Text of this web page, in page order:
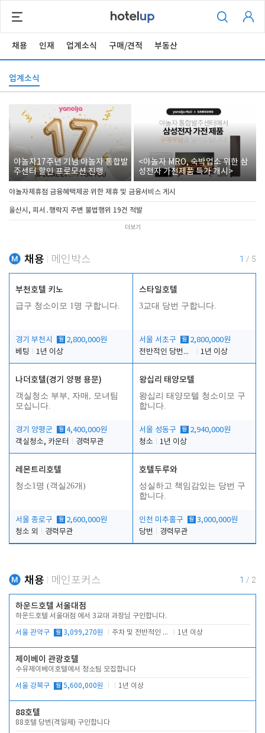
채용 인재 업계소식 구매/견적 부동산
업계소식
야놀자17주년 기념 야놀자 통합발
주센터 할인 프로모션 진행
<야놀자 MRO, 숙박업소 위한 삼
성전자 가전제품 특가 개시>
야놀자제휴점 금융혜택제공 위한 제휴 및 금융서비스 게시
울산시, 피서․행락지 주변 불법행위 19건 적발
더보기
채용 메인박스 1 / 5
부천호텔 키노
급구 청소이모 1명 구합니다.
경기 부천시 월 2,800,000원
베팅
1년 이상
스타일호텔
3교대 당번 구합니다.
서울 서초구 월 2,800,000원
전반적인 당번업무
1년 이상
나더호텔(경기 양평 용문)
객실청소 부부, 자매, 모녀팀
모십니다.
경기 양평군 월 4,400,000원
객실청소, 카운터
경력무관
왕십리 태양모텔
왕십리 태양모텔 청소이모 구
합니다.
서울 성동구 월 2,940,000원
청소
1년 이상
레몬트리호텔
청소1명 (객실26개)
서울 종로구 월 2,600,000원
청소 외
경력무관
호텔두루와
성실하고 책임감있는 당번 구
합니다.
인천 미추홀구 월 3,000,000원
당번
경력무관
채용 메인포커스 1 / 2
하운드호텔 서울대점
하운드호텔 서울대점 에서 3교대 과장님 구인합니다.
서울 관악구 월 3,099,270원 주차 및 전반적인 당번업무 1년 이상
제이베이 관광호텔
수유제이베이호텔에서 청소팀 모집합니다
서울 강북구 월 5,600,000원 1년 이상
88호텔
88호텔 당번(격일제) 구인합니다